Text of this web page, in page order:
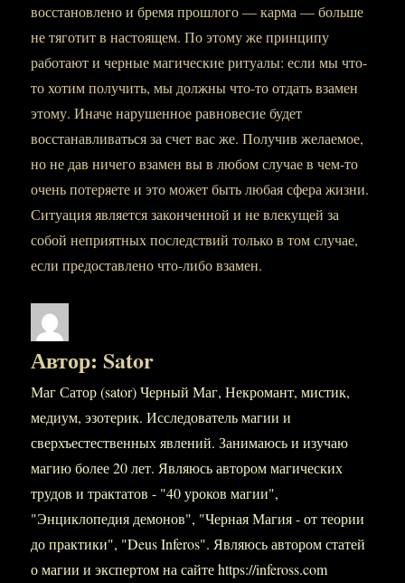
восстановлено и бремя прошлого — карма — больше
не тяготит в настоящем. По этому же принципу
работают и черные магические ритуалы: если мы что-
то хотим получить, мы должны что-то отдать взамен
этому. Иначе нарушенное равновесие будет
восстанавливаться за счет вас же. Получив желаемое,
но не дав ничего взамен вы в любом случае в чем-то
очень потеряете и это может быть любая сфера жизни.
Ситуация является законченной и не влекущей за
собой неприятных последствий только в том случае,
если предоставлено что-либо взамен.
Автор: Sator
Маг Сатор (sator) Черный Маг, Некромант, мистик,
медиум, эзотерик. Исследователь магии и
сверхъестественных явлений. Занимаюсь и изучаю
магию более 20 лет. Являюсь автором магических
трудов и трактатов - "40 уроков магии",
"Энциклопедия демонов", "Черная Магия - от теории
до практики", "Deus Inferos". Являюсь автором статей
о магии и экспертом на сайте https://infeross.com